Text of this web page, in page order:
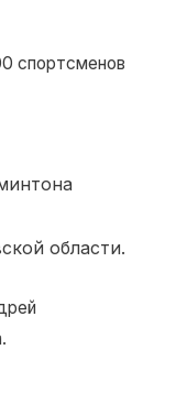
спортсменов
области.